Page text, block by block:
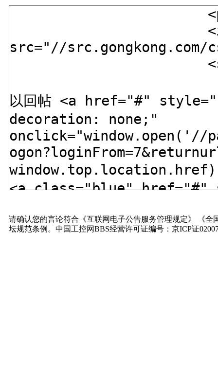
请确认您的言论符合《互联网电子公告服务管理规定》 《
坛规范条例。中国工控网BBS经营许可证编号：京ICP证